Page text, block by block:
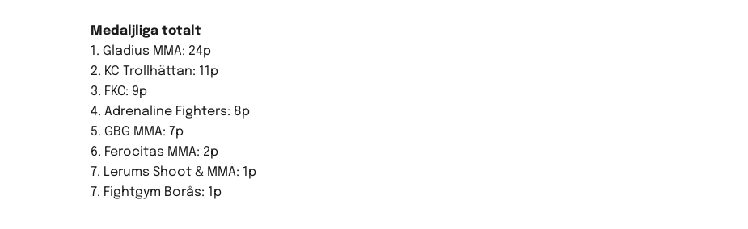
Medaljliga totalt
1. Gladius MMA: 24p
2. KC Trollhättan: 11p
3. FKC: 9p
4. Adrenaline Fighters: 8p
5. GBG MMA: 7p
6. Ferocitas MMA: 2p
7. Lerums Shoot & MMA: 1p
7. Fightgym Borås: 1p